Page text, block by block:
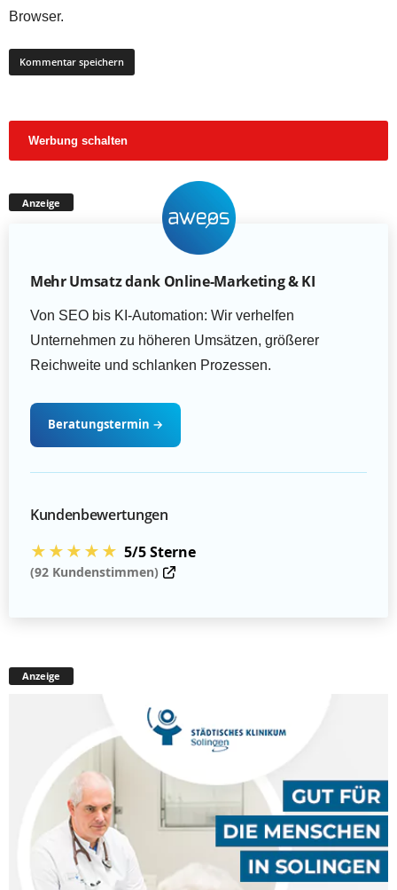
Browser.
Werbung schalten
Anzeige
Mehr Umsatz dank Online-Marketing & KI
Von SEO bis KI-Automation: Wir verhelfen
Unternehmen zu höheren Umsätzen, größerer
Reichweite und schlanken Prozessen.
Beratungstermin →
Kundenbewertungen
★★★★★ 5/5 Sterne
(92 Kundenstimmen)
Anzeige